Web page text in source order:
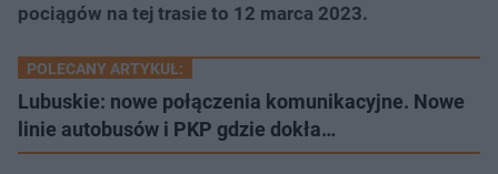
pociągów na tej trasie to 12 marca 2023.
POLECANY ARTYKUŁ:
Lubuskie: nowe połączenia komunikacyjne. Nowe
linie autobusów i PKP gdzie dokła…